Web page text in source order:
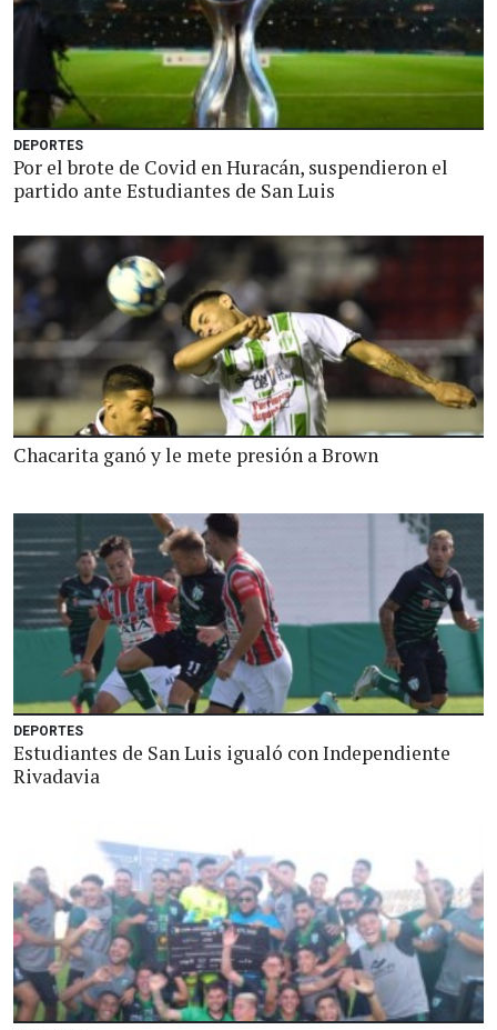
DEPORTES
Por el brote de Covid en Huracán, suspendieron el
partido ante Estudiantes de San Luis
Chacarita ganó y le mete presión a Brown
DEPORTES
Estudiantes de San Luis igualó con Independiente
Rivadavia